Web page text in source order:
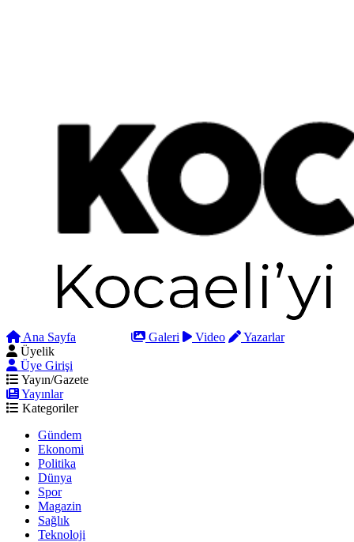
Ana Sayfa Galeri Video
Yazarlar
Üyelik
Üye Girişi
Yayın/Gazete
Yayınlar
Kategoriler
Gündem
Ekonomi
Politika
Dünya
Spor
Magazin
Sağlık
Teknoloji